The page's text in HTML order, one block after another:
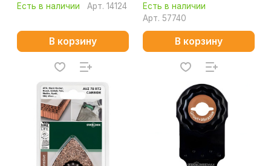
Есть в наличии Арт. 14124
В корзину
2608662574
Есть в наличии
Арт. 57740
В корзину